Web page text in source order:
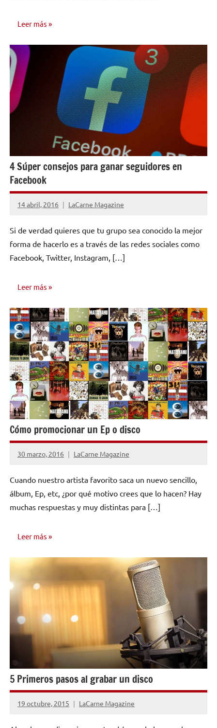
Leer más
ENTREVISTAS
4 Súper consejos para ganar seguidores en
Facebook
14 abril, 2016 LaCarne Magazine
1
Si de verdad quieres que tu grupo sea conocido la mejor
forma de hacerlo es a través de las redes sociales como
Facebook, Twitter, Instagram, […]
Leer más
CONSEJOS
PARA
MÚSICOS
Cómo promocionar un Ep o disco
30 marzo, 2016 LaCarne Magazine
2
Cuando nuestro artista favorito saca un nuevo sencillo,
álbum, Ep, etc, ¿por qué motivo crees que lo hacen? Hay
muchas respuestas y muy distintas para […]
Leer más
EDICIÓN Y
DISTRIBUCIÓN
5 Primeros pasos al grabar un disco
19 octubre, 2015 LaCarne Magazine
1